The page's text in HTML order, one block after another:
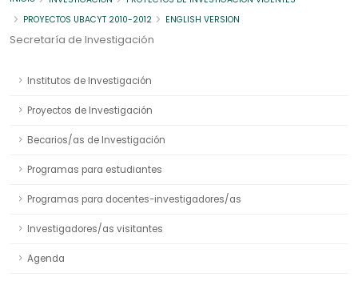
PROYECTOS UBACYT 2010-2012
ENGLISH VERSION
Secretaría de Investigación
Institutos de Investigación
Proyectos de Investigación
Becarios/as de Investigación
Programas para estudiantes
Programas para docentes-investigadores/as
Investigadores/as visitantes
Agenda